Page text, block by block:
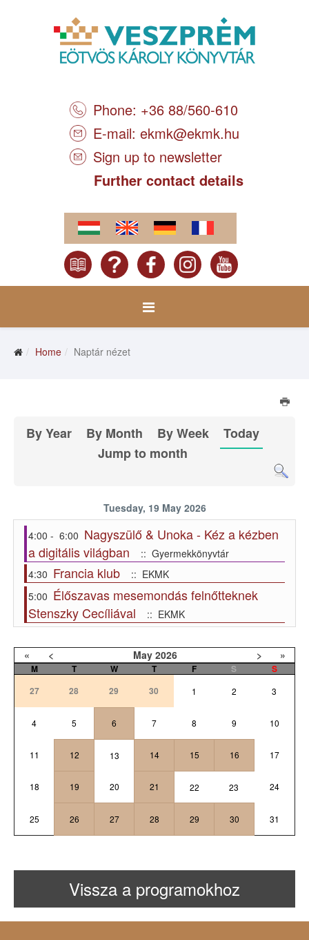
Phone: +36 88/560-610
E-mail: ekmk@ekmk.hu
Sign up to newsletter
Further contact details
Home Naptár nézet
By Year By Month By Week
Today
Jump to month
Tuesday, 19 May 2026
4:00 - 6:00 Nagyszülő & Unoka - Kéz a kézben
a digitális világban
:: Gyermekkönyvtár
4:30 Francia klub
:: EKMK
5:00 Élőszavas mesemondás felnőtteknek
Stenszky Cecíliával
:: EKMK
« < May 2026 > »
M T W T F S
S
27
28 29 30 1 2 3
4 5 6 7 8 9 10
11 12 13 14 15 16 17
18 19 20 21 22 23 24
25 26 27 28 29 30 31
Vissza a programokhoz